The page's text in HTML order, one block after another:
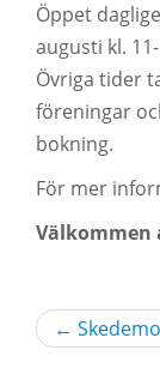
Öppet
augusti kl.
Övriga tider
föreningar
bokning.
För mer
Välkommen
←